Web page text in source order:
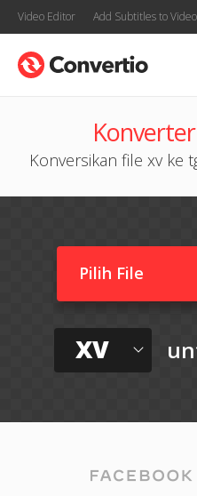
Video Editor Add Subtitles to Video
Konversikan file xv ke
Pilih File
XV